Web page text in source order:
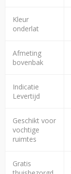
Kleur
onderlat
Afmeting
bovenbak
Indicatie
Levertijd
Geschikt voor
vochtige
ruimtes
Gratis